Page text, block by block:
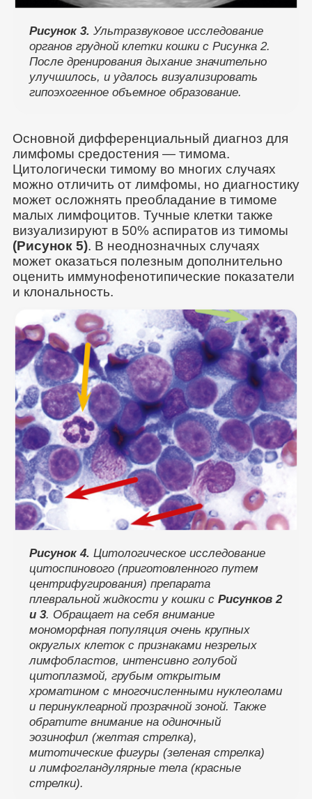
Рисунок 3. Ультразвуковое исследование
органов грудной клетки кошки с Рисунка 2.
После дренирования дыхание значительно
улучшилось, и удалось визуализировать
гипоэхогенное объемное образование.
Основной дифференциальный диагноз для
лимфомы средостения — тимома.
Цитологически тимому во многих случаях
можно отличить от лимфомы, но диагностику
может осложнять преобладание в тимоме
малых лимфоцитов. Тучные клетки также
визуализируют в 50% аспиратов из тимомы
(Рисунок 5). В неоднозначных случаях
может оказаться полезным дополнительно
оценить иммунофенотипические показатели
и клональность.
Рисунок 4. Цитологическое исследование
цитоспинового (приготовленного путем
центрифугирования) препарата
плевральной жидкости у кошки с Рисунков 2
и 3. Обращает на себя внимание
мономорфная популяция очень крупных
округлых клеток с признаками незрелых
лимфобластов, интенсивно голубой
цитоплазмой, грубым открытым
хроматином с многочисленными нуклеолами
и перинуклеарной прозрачной зоной. Также
обратите внимание на одиночный
эозинофил (желтая стрелка),
митотические фигуры (зеленая стрелка)
и лимфогландулярные тела (красные
стрелки).